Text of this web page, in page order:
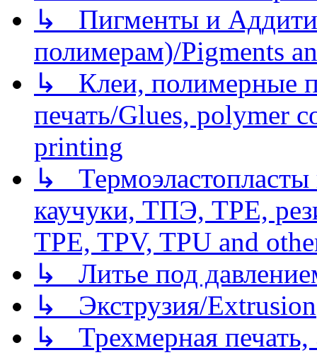
↳ Пигменты и
полимерам)/Pigments
↳ Клеи, полимерные
печать/Glues, polymer
printing
↳
каучуки, ТПЭ, TPE,
TPE, TPV, TPU and
↳ Литье под
↳ Экструзия/Extrusion
↳ Трехмерная